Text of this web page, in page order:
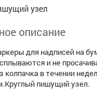
узел
описание
для надписей на
и не
колпачка в течении
пишущий узел.